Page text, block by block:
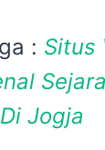
: Situs
Jogja